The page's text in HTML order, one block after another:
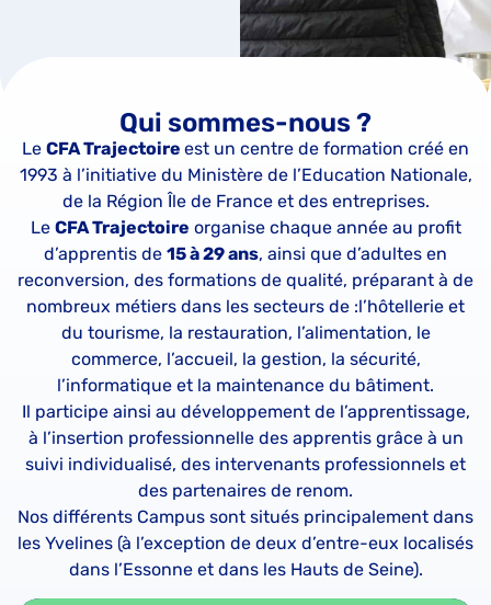
Qui sommes-nous ?
Le CFA Trajectoire est un centre de formation créé en
1993 à l’initiative du Ministère de l’Education Nationale,
de la Région Île de France et des entreprises.
Le CFA Trajectoire organise chaque année au profit
d’apprentis de 15 à 29 ans, ainsi que d’adultes en
reconversion, des formations de qualité, préparant à de
nombreux métiers dans les secteurs de :l’hôtellerie et
du tourisme, la restauration, l’alimentation, le
commerce, l’accueil, la gestion, la sécurité,
l’informatique et la maintenance du bâtiment.
Il participe ainsi au développement de l’apprentissage,
à l’insertion professionnelle des apprentis grâce à un
suivi individualisé, des intervenants professionnels et
des partenaires de renom.
Nos différents Campus sont situés principalement dans
les Yvelines (à l’exception de deux d’entre-eux localisés
dans l’Essonne et dans les Hauts de Seine).